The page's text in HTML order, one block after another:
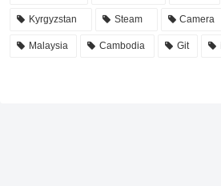
Kyrgyzstan Steam Camera
Malaysia Cambodia Git